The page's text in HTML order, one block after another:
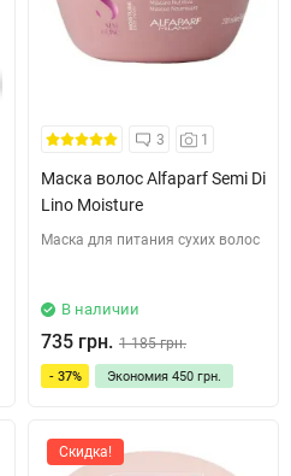
3 1
Маска волос Alfaparf Semi Di
Lino Moisture
Маска для питания сухих волос
В наличии
735 грн. 1 185 грн.
- 37% Экономия 450 грн.
Скидка!